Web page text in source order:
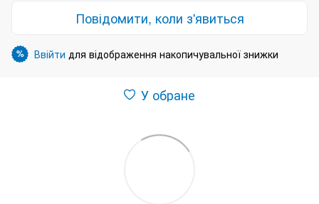
Повідомити, коли з'явиться
% Ввійти для відображення накопичувальної знижки
У обране